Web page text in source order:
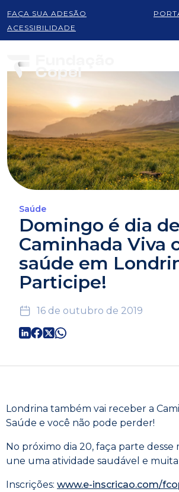
FAÇA SUA ADESÃO
ACESSIBILIDADE
Saúde
Domingo é dia de
Caminhada Viva
saúde em
Participe!
16 de outubro de 2019
Londrina também vai receber a
Saúde e você não pode perder!
No próximo dia 20, faça parte
une uma atividade saudável e
Inscrições: www.e-inscricao.com/